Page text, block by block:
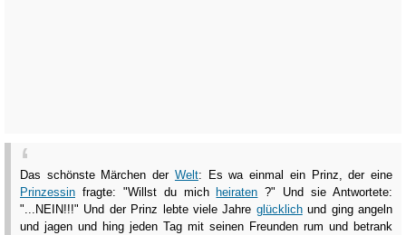
Das schönste Märchen der Welt: Es wa einmal ein Prinz, der eine
Prinzessin fragte: "Willst du mich heiraten ?" Und sie Antwortete:
"...NEIN!!!" Und der Prinz lebte viele Jahre glücklichund ging angeln
und jagen und hing jeden Tag mit seinen Freunden rum und betrank